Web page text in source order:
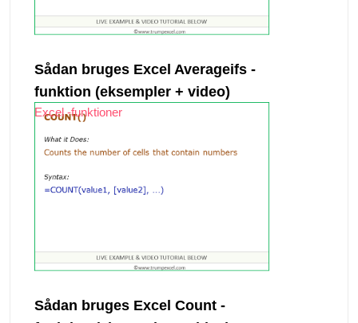
Sådan bruges Excel Averageifs -
funktion (eksempler + video)
Excel -funktioner
Sådan bruges Excel Count -